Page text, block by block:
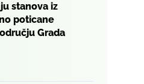
stanova iz
poticane
Grada